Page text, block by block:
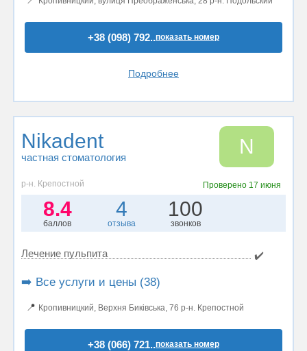
+38 (098) 792..показать номер
Подробнее
Nikadent
частная стоматология N
р-н. Крепостной Проверено 17 июня
8.4
баллов
4
отзыва
100
звонков
Лечение пульпита ✔️
➡️ Все услуги и цены (38)
📍 Кропивницкий, Верхня Биківська, 76 р-н. Крепостной
+38 (066) 721..показать номер